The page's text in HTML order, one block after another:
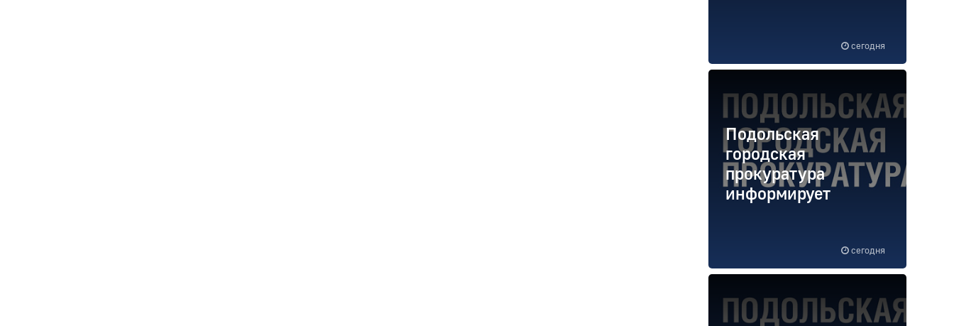
сегодня
сегодня
Подольская
городская
прокуратура
информирует